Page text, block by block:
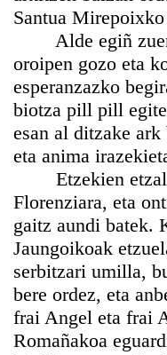
Santua
Alde egiñ zuen
oroipen gozo eta
esperanzazko
biotza pill pill
esan al ditzake
eta anima
Etzekien etzala
Florenziara, eta
gaitz aundi batek.
Jaungoikoak
serbitzari umilla,
bere ordez, eta
frai Angel eta frai
Romañakoa